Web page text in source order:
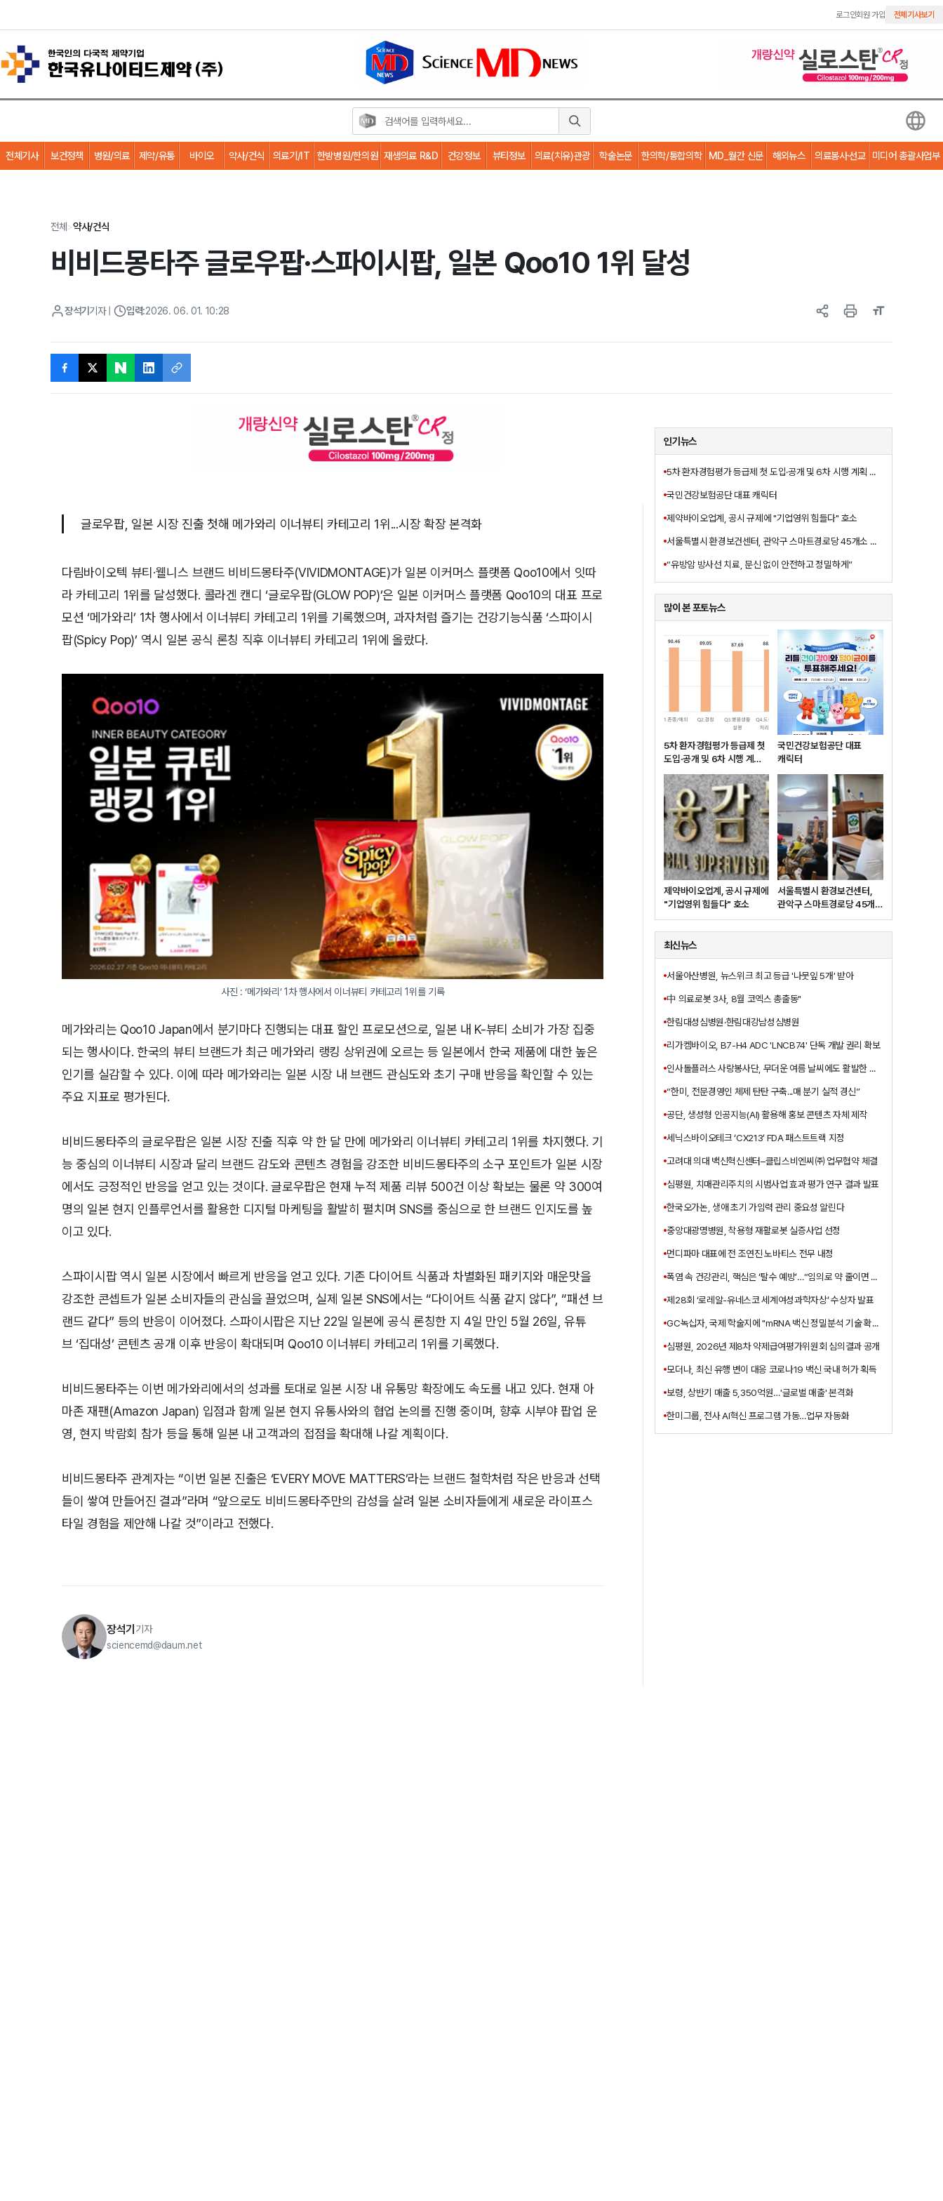
로그인회원 가입 전체기사보기
전체기사 보건정책 병원/의료 제약/유통 바이오 약사/건식 의료기/IT 한방병원/한의원 재생의료 R&D 건강정보 뷰티정보 의료(치유)관광 학술논문 한의학/통합의학 MD_월간 신문 해외뉴스 의료봉사·선교 미디어 총괄사업부
전체>약사/건식
비비드몽타주 글로우팝·스파이시팝, 일본 Qoo10 1위 달성
장석기 기자 입력:2026. 06. 01. 10:28
인기뉴스
5차 환자경험평가 등급제 첫 도입·공개 및 6차 시행 계획 발표
국민건강보험공단 대표 캐릭터
제약바이오업계, 공시 규제에 "기업영위 힘들다" 호소
서울특별시 환경보건센터, 관악구 스마트경로당 45개소 대상
“유방암 방사선 치료, 문신 없이 안전하고 정밀하게”
글로우팝, 일본 시장 진출 첫해 메가와리 이너뷰티 카테고리 1위...시장 확장 본격화
다림바이오텍 뷰티·웰니스 브랜드 비비드몽타주(VIVIDMONTAGE)가 일본 이커머스 플랫폼 Qoo10에서 잇따
라 카테고리 1위를 달성했다. 콜라겐 캔디 ‘글로우팝(GLOW POP)’은 일본 이커머스 플랫폼 Qoo10의 대표 프로
모션 ‘메가와리’ 1차 행사에서 이너뷰티 카테고리 1위를 기록했으며, 과자처럼 즐기는 건강기능식품 ‘스파이시
팝(Spicy Pop)’ 역시 일본 공식 론칭 직후 이너뷰티 카테고리 1위에 올랐다.
사진 : ‘메가와리’ 1차 행사에서 이너뷰티 카테고리 1위를 기록
메가와리는 Qoo10 Japan에서 분기마다 진행되는 대표 할인 프로모션으로, 일본 내 K-뷰티 소비가 가장 집중
되는 행사이다. 한국의 뷰티 브랜드가 최근 메가와리 랭킹 상위권에 오르는 등 일본에서 한국 제품에 대한 높은
인기를 실감할 수 있다. 이에 따라 메가와리는 일본 시장 내 브랜드 관심도와 초기 구매 반응을 확인할 수 있는
주요 지표로 평가된다.
비비드몽타주의 글로우팝은 일본 시장 진출 직후 약 한 달 만에 메가와리 이너뷰티 카테고리 1위를 차지했다. 기
능 중심의 이너뷰티 시장과 달리 브랜드 감도와 콘텐츠 경험을 강조한 비비드몽타주의 소구 포인트가 일본 시장
에서도 긍정적인 반응을 얻고 있는 것이다. 글로우팝은 현재 누적 제품 리뷰 500건 이상 확보는 물론 약 300여
명의 일본 현지 인플루언서를 활용한 디지털 마케팅을 활발히 펼치며 SNS를 중심으로 한 브랜드 인지도를 높
이고 있다.
스파이시팝 역시 일본 시장에서 빠르게 반응을 얻고 있다. 기존 다이어트 식품과 차별화된 패키지와 매운맛을
강조한 콘셉트가 일본 소비자들의 관심을 끌었으며, 실제 일본 SNS에서는 “다이어트 식품 같지 않다”, “패션 브
랜드 같다” 등의 반응이 이어졌다. 스파이시팝은 지난 22일 일본에 공식 론칭한 지 4일 만인 5월 26일, 유튜
브 ‘집대성’ 콘텐츠 공개 이후 반응이 확대되며 Qoo10 이너뷰티 카테고리 1위를 기록했다.
비비드몽타주는 이번 메가와리에서의 성과를 토대로 일본 시장 내 유통망 확장에도 속도를 내고 있다. 현재 아
마존 재팬(Amazon Japan) 입점과 함께 일본 현지 유통사와의 협업 논의를 진행 중이며, 향후 시부야 팝업 운
영, 현지 박람회 참가 등을 통해 일본 내 고객과의 접점을 확대해 나갈 계획이다.
비비드몽타주 관계자는 “이번 일본 진출은 ‘EVERY MOVE MATTERS’라는 브랜드 철학처럼 작은 반응과 선택
들이 쌓여 만들어진 결과”라며 “앞으로도 비비드몽타주만의 감성을 살려 일본 소비자들에게 새로운 라이프스
타일 경험을 제안해 나갈 것”이라고 전했다.
장석기 기자
sciencemd@daum.net
많이 본 포토뉴스
5차 환자경험평가 등급제 첫
도입·공개 및 6차 시행 계획
발표
국민건강보험공단 대표
캐릭터
제약바이오업계, 공시 규제에
"기업영위 힘들다" 호소
서울특별시 환경보건센터,
관악구 스마트경로당 45개소
대상
최신뉴스
서울아산병원, 뉴스위크 최고 등급 '나뭇잎 5개' 받아
中 의료로봇 3사, 8월 코엑스 총출동"
한림대성심병원·한림대강남성심병원
리가켐바이오, B7-H4 ADC 'LNCB74' 단독 개발 권리 확보
인사돌플러스 사랑봉사단, 무더운 여름 날씨에도 활발한 봉사활동 펼쳐
“한미, 전문경영인 체제 탄탄 구축...매 분기 실적 경신”
공단, 생성형 인공지능(AI) 활용해 홍보 콘텐츠 자체 제작
세닉스바이오테크 ‘CX213’ FDA 패스트트랙 지정
고려대 의대 백신혁신센터–클립스비엔씨㈜ 업무협약 체결
심평원, 치매관리주치의 시범사업 효과 평가 연구 결과 발표
한국오가논, 생애 초기 가임력 관리 중요성 알린다
중앙대광명병원, 착용형 재활로봇 실증사업 선정
먼디파마 대표에 전 조연진 노바티스 전무 내정
폭염 속 건강관리, 핵심은 ‘탈수 예방’…“임의로 약 줄이면 안 돼”
제28회 ‘로레알-유네스코 세계여성과학자상’ 수상자 발표
GC녹십자, 국제 학술지에 "mRNA 백신 정밀분석 기술 확보" 게재
심평원, 2026년 제8차 약제급여평가위원회 심의결과 공개
모더나, 최신 유행 변이 대응 코로나19 백신 국내 허가 획득
보령, 상반기 매출 5,350억원…'글로벌 매출' 본격화
한미그룹, 전사 AI혁신 프로그램 가동…업무 자동화